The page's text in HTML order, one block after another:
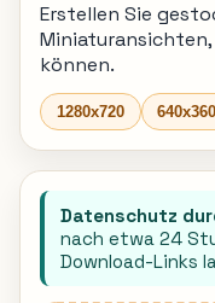
Erstellen Sie
können.
1280x720 640x360
Datenschutz
nach etwa 24
Download-Links